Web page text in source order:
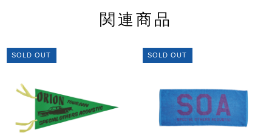
関連商品
SOLD OUT SOLD OUT